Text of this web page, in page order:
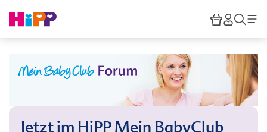
HiPP
Jetzt im HiPP Mein BabyClub